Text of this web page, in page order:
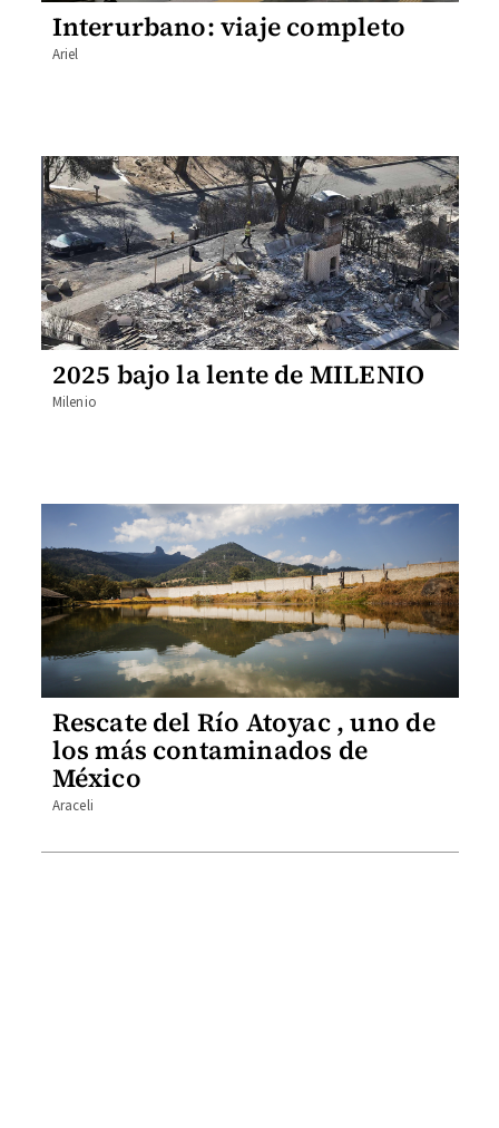
Interurbano: viaje completo
Ariel
2025 bajo la lente de MILENIO
Milenio
Rescate del Río Atoyac , uno de
los más contaminados de
México
Araceli